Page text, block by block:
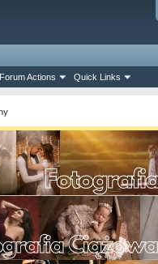
Forum Actions Quick Links